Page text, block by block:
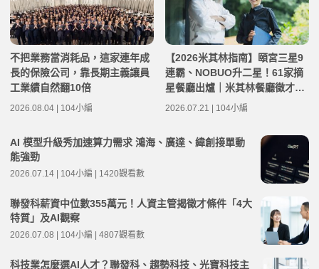
不把業務當消耗品，這家連年成
長的保險公司，靠長期主義讓員
工業績自然翻10倍
2026.08.04 | 104小編
【2026米其林指南】頤宮三星9
連霸、NOBUO升二星！61家摘
星餐廳出爐｜米其林餐廳徵才機
會
2026.07.21 | 104小編
AI 模型升級秀加速算力需求 鴻海、廣達、緯創接單動
能強勁
2026.07.14 | 104小編 | 1420觀看數
聯發科薪資中位數355萬元！人資主管揭徵才條件「4大
特質」及AI觀察
2026.07.08 | 104小編 | 4807觀看數
科技業怎麼選AI人才？聯發科、趨勢科技、光寶科技主